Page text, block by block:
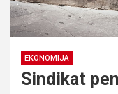
EKONOMIJA
Sindikat